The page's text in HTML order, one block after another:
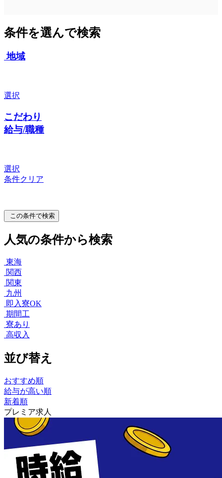
条件を選んで検索
地域
選択
こだわり
給与/職種
選択
条件クリア
この条件で検索
人気の条件から検索
東海
関西
関東
九州
即入寮OK
期間工
寮あり
高収入
並び替え
おすすめ順
給与が高い順
新着順
プレミア求人